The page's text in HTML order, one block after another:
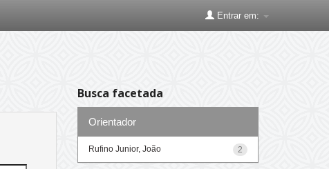
Entrar em:
Busca facetada
Orientador
2
Rufino Junior, João